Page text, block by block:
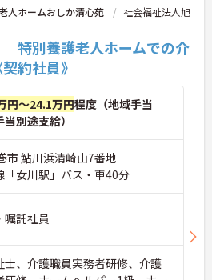
人ホームおしか清心苑
社会福祉法人旭
特別養護老人ホームでの介
約社員》
円～24.1万円程度（地域手当
別途支給）
市 鮎川浜清崎山7番地
「女川駅」バス・車40分
嘱託社員
、介護職員実務者研修、介護